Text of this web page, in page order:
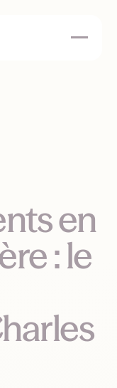
en
: le